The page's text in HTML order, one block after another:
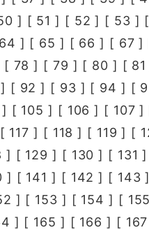
] [ 51 ] [ 52 ] [ 53 ] [
64 ] [ 65 ] [ 66 ] [ 67 ]
[ 78 ] [ 79 ] [ 80 ] [ 81
] [ 92 ] [ 93 ] [ 94 ] [
] [ 105 ] [ 106 ] [ 107 ]
117 ] [ 118 ] [ 119 ] [
] [ 129 ] [ 130 ] [ 131
] [ 141 ] [ 142 ] [ 143
] [ 153 ] [ 154 ] [ 155
] [ 165 ] [ 166 ] [ 167